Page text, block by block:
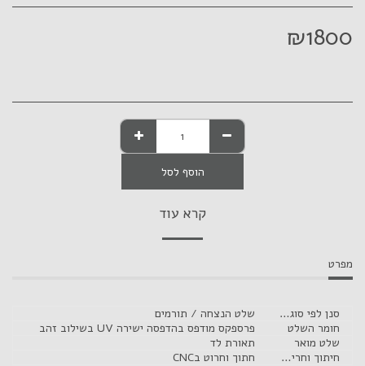
₪1800
הוסף לסל
קרא עוד
מפרט
סנן לפי סוג השלט
שלט הנצחה / תורמים
חומר השלט
פרספקס מודפס בהדפסה ישירה UV בשילוב זהב
שלט מואר
תאורת לד
חיתוך וחריטה CNC
חתוך וחרוט בCNC